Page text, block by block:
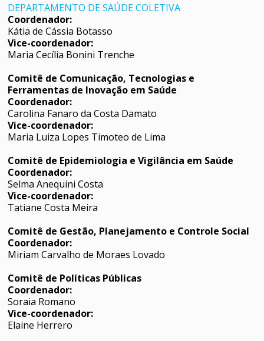
DEPARTAMENTO DE SAÚDE COLETIVA
Coordenador:
Kátia de Cássia Botasso
Vice-coordenador:
Maria Cecília Bonini Trenche
Comitê de Comunicação, Tecnologias e
Ferramentas de Inovação em Saúde
Coordenador:
Carolina Fanaro da Costa Damato
Vice-coordenador:
Maria Luiza Lopes Timoteo de Lima
Comitê de Epidemiologia e Vigilância em Saúde
Coordenador:
Selma Anequini Costa
Vice-coordenador:
Tatiane Costa Meira
Comitê de Gestão, Planejamento e Controle Social
Coordenador:
Miriam Carvalho de Moraes Lovado
Comitê de Políticas Públicas
Coordenador:
Soraia Romano
Vice-coordenador:
Elaine Herrero